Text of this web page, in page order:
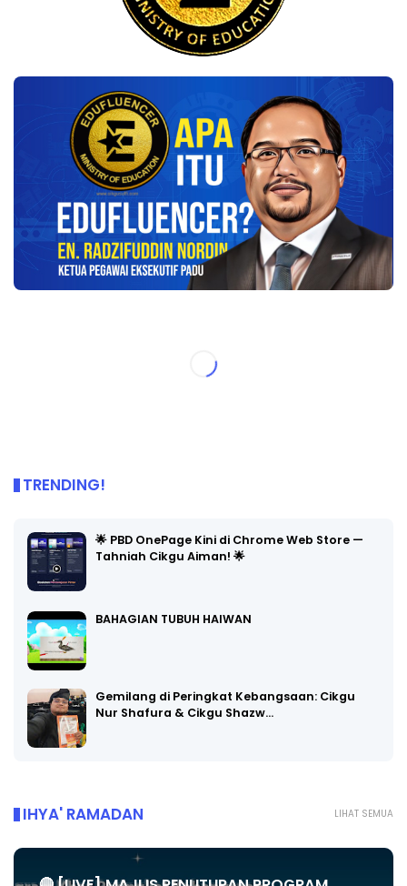
TRENDING!
🌟 PBD OnePage Kini di Chrome Web Store —
Tahniah Cikgu Aiman! 🌟
BAHAGIAN TUBUH HAIWAN
Gemilang di Peringkat Kebangsaan: Cikgu
Nur Shafura & Cikgu Shazw…
LIHAT SEMUA
IHYA' RAMADAN